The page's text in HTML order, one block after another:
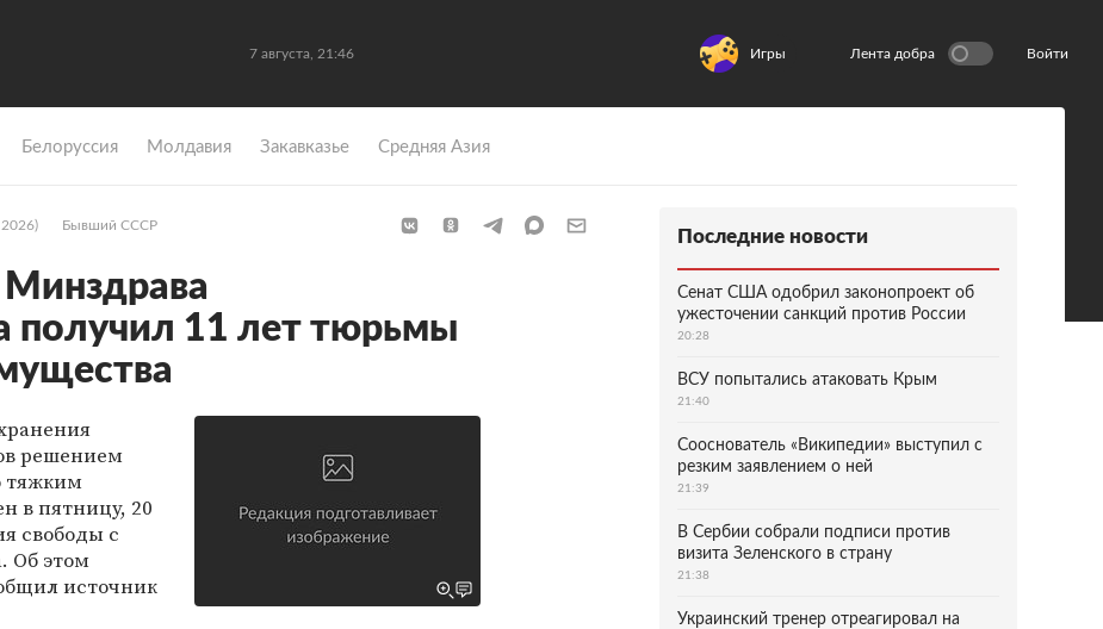
7 августа, 21:46 Игры Лента добра Войти
Белоруссия Молдавия Закавказье Средняя Азия
Бывший СССР
получил 11 лет тюрьмы
решением
тяжким
в пятницу, 20
свободы с
Об этом
источник
Последние новости
Сенат США одобрил законопроект об
ужесточении санкций против России
20:28
ВСУ попытались атаковать Крым
21:40
Сооснователь «Википедии» выступил с
резким заявлением о ней
21:39
В Сербии собрали подписи против
визита Зеленского в страну
21:38
Украинский тренер отреагировал на